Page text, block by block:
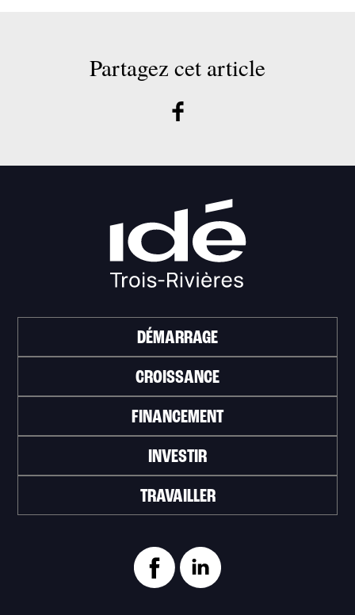
Partagez cet article
DÉMARRAGE
CROISSANCE
FINANCEMENT
INVESTIR
TRAVAILLER